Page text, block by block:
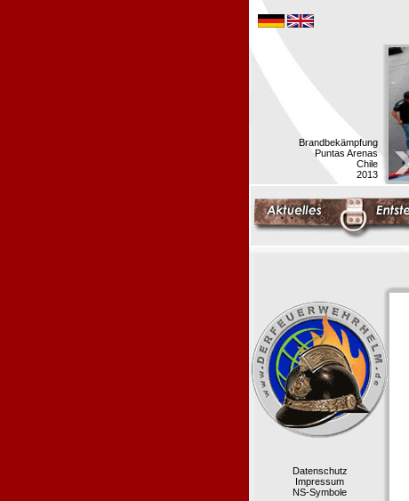
Brandbekämpfung
Puntas Arenas
Chile
2013
Datenschutz
Impressum
NS-Symbole